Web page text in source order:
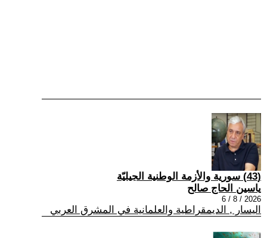
(43) سورية والأزمة الوطنية الجيليّة
ياسين الحاج صالح
2026 / 8 / 6
اليسار , الديمقراطية والعلمانية في المشرق العربي